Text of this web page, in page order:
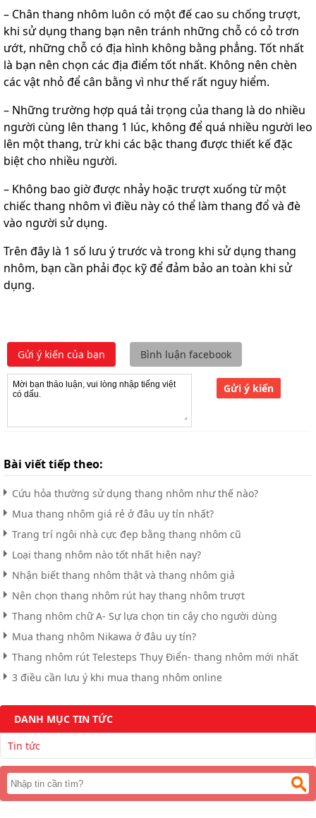
– Chân thang nhôm luôn có một đế cao su chống trượt,
khi sử dụng thang bạn nên tránh những chỗ có cỏ trơn
ướt, những chỗ có địa hình không bằng phẳng. Tốt nhất
là bạn nên chọn các địa điểm tốt nhất. Không nên chèn
các vật nhỏ để cân bằng vì như thế rất nguy hiểm.
– Những trường hợp quá tải trọng của thang là do nhiều
người cùng lên thang 1 lúc, không để quá nhiều người leo
lên một thang, trừ khi các bậc thang được thiết kế đặc
biệt cho nhiều người.
– Không bao giờ được nhảy hoặc trượt xuống từ một
chiếc thang nhôm vì điều này có thể làm thang đổ và đè
vào người sử dụng.
Trên đây là 1 số lưu ý trước và trong khi sử dụng thang
nhôm, bạn cần phải đọc kỹ để đảm bảo an toàn khi sử
dụng.
Gửi ý kiến của bạn Bình luận facebook
Gửi ý kiến
Bài viết tiếp theo:
Cứu hỏa thường sử dụng thang nhôm như thế nào?
Mua thang nhôm giá rẻ ở đâu uy tín nhất?
Trang trí ngôi nhà cực đẹp bằng thang nhôm cũ
Loại thang nhôm nào tốt nhất hiện nay?
Nhận biết thang nhôm thật và thang nhôm giả
Nên chọn thang nhôm rút hay thang nhôm trượt
Thang nhôm chữ A- Sự lựa chọn tin cậy cho người dùng
Mua thang nhôm Nikawa ở đâu uy tín?
Thang nhôm rút Telesteps Thụy Điển- thang nhôm mới nhất
3 điều cần lưu ý khi mua thang nhôm online
DANH MỤC TIN TỨC
Tin tức